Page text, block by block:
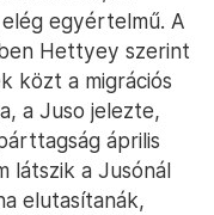
egyértelmű. A
Hettyey szerint
közt a migrációs
a Juso jelezte,
április
látszik a Jusónál
elutasítanák,